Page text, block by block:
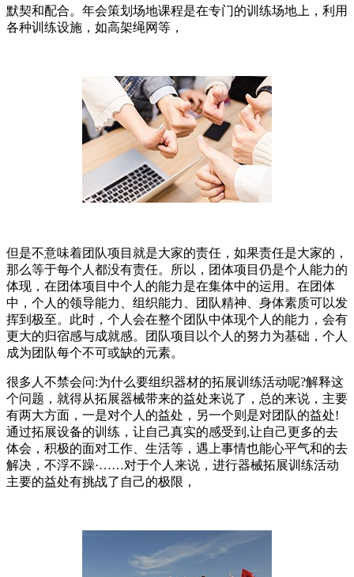
默契和配合。年会策划场地课程是在专门的训练场地上，利用
各种训练设施，如高架绳网等，
但是不意味着团队项目就是大家的责任，如果责任是大家的，
那么等于每个人都没有责任。所以，团体项目仍是个人能力的
体现，在团体项目中个人的能力是在集体中的运用。在团体
中，个人的领导能力、组织能力、团队精神、身体素质可以发
挥到极至。此时，个人会在整个团队中体现个人的能力，会有
更大的归宿感与成就感。团队项目以个人的努力为基础，个人
成为团队每个不可或缺的元素。
很多人不禁会问:为什么要组织器材的拓展训练活动呢?解释这
个问题，就得从拓展器械带来的益处来说了，总的来说，主要
有两大方面，一是对个人的益处，另一个则是对团队的益处!
通过拓展设备的训练，让自己真实的感受到,让自己更多的去
体会，积极的面对工作、生活等，遇上事情也能心平气和的去
解决，不浮不躁·……对于个人来说，进行器械拓展训练活动
主要的益处有挑战了自己的极限，